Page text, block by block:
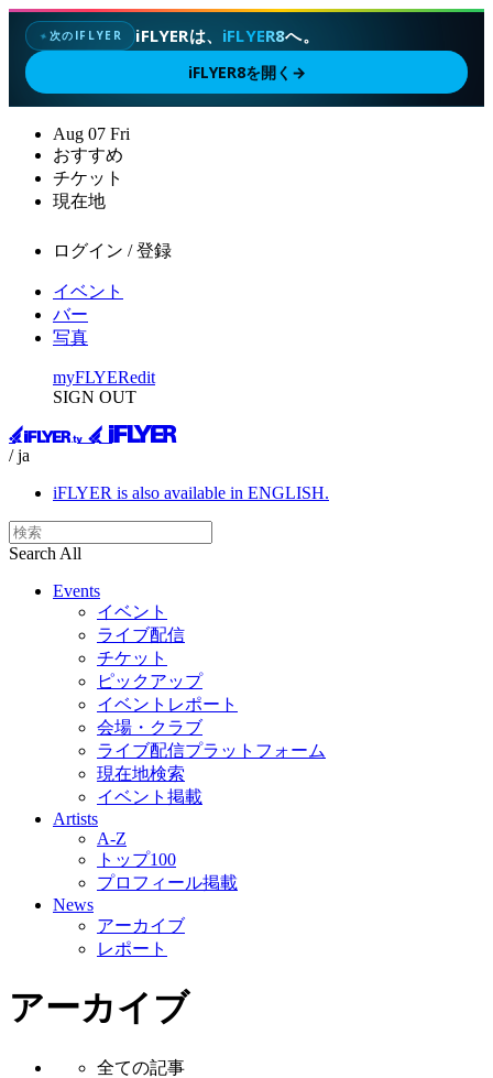
✦次のIFLYER iFLYERは、 iFLYER8へ。
iFLYER8を開く →
Aug 07 Fri
おすすめ
チケット
現在地
ログイン / 登録
イベント
バー
写真
myFLYERedit
SIGN OUT
/ ja
iFLYER is also available in ENGLISH.
Search All
Events
イベント
ライブ配信
チケット
ピックアップ
イベントレポート
会場・クラブ
ライブ配信プラットフォーム
現在地検索
イベント掲載
Artists
A-Z
トップ100
プロフィール掲載
News
アーカイブ
レポート
アーカイブ
全ての記事